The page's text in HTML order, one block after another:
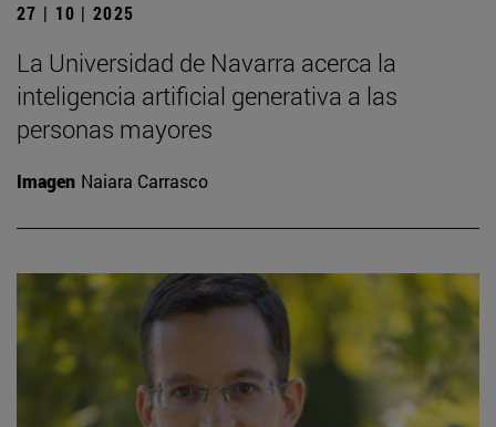
27 | 10 | 2025
La Universidad de Navarra acerca la
inteligencia artificial generativa a las
personas mayores
Imagen Naiara Carrasco